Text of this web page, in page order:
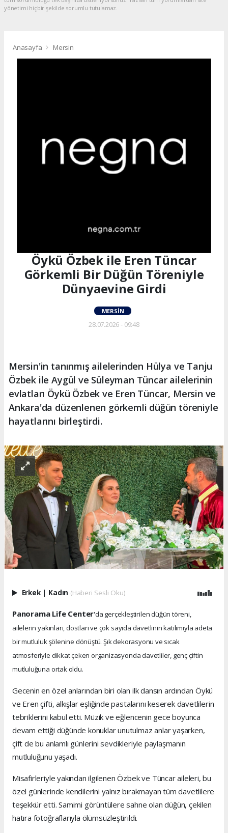
yönetimi hiçbir şekilde sorumlu tutulamaz.
Anasayfa Mersin
Öykü Özbek ile Eren Tüncar
Görkemli Bir Düğün Töreniyle
Dünyaevine Girdi
MERSIN
28.07.2026 - 09:48
Mersin'in tanınmış ailelerinden Hülya ve Tanju
Özbek ile Aygül ve Süleyman Tüncar ailelerinin
evlatları Öykü Özbek ve Eren Tüncar, Mersin ve
Ankara'da düzenlenen görkemli düğün töreniyle
hayatlarını birleştirdi.
Erkek | Kadın (Haberi Sesli Oku)
Panorama Life Center'da gerçekleştirilen düğün töreni,
ailelerin yakınları, dostları ve çok sayıda davetlinin katılımıyla adeta
bir mutluluk şölenine dönüştü. Şık dekorasyonu ve sıcak
atmosferiyle dikkat çeken organizasyonda davetliler, genç çiftin
mutluluğuna ortak oldu.
Gecenin en özel anlarından biri olan ilk dansın ardından Öykü
ve Eren çifti, alkışlar eşliğinde pastalarını keserek davetlilerin
tebriklerini kabul etti. Müzik ve eğlencenin gece boyunca
devam ettiği düğünde konuklar unutulmaz anlar yaşarken,
çift de bu anlamlı günlerini sevdikleriyle paylaşmanın
mutluluğunu yaşadı.
Misafirleriyle yakından ilgilenen Özbek ve Tüncar aileleri, bu
özel günlerinde kendilerini yalnız bırakmayan tüm davetlilere
teşekkür etti. Samimi görüntülere sahne olan düğün, çekilen
hatıra fotoğraflarıyla ölümsüzleştirildi.